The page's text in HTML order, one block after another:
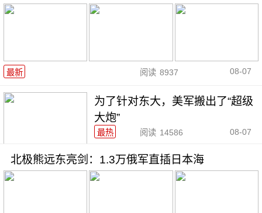
最新 阅读 8937 08-07
为了针对东大，美军搬出了“超级
大炮”
最热 阅读 14586 08-07
北极熊远东亮剑：1.3万俄军直插日本海